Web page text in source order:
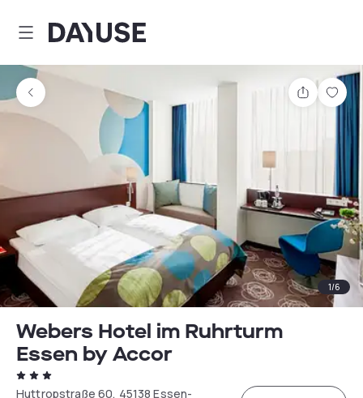
Dayuse
Teilen
1/6
Webers Hotel im Ruhrturm
Essen by Accor
Huttropstraße 60, 45138 Essen-